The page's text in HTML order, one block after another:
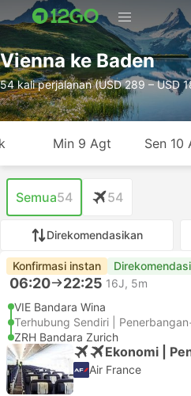
Vienna ke Baden
54 kali perjalanan (USD 289 – USD
Min 9 Agt Sen 10
Semua54 54
Direkomendasikan
Konfirmasi instan
06:20 22:25 16J, 5m
VIE Bandara Wina
Terhubung Sendiri |
ZRH Bandara Zurich
Ekonomi |
Air France